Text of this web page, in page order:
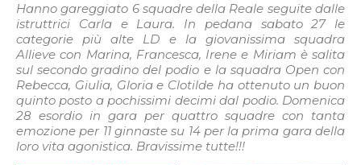
Hanno gareggiato 6 squadre della Reale seguite dalle
istruttrici Carla e Laura. In pedana sabato 27 le
categorie più alte LD e la giovanissima squadra
Allieve con Marina, Francesca, Irene e Miriam è salita
sul secondo gradino del podio e la squadra Open con
Rebecca, Giulia, Gloria e Clotilde ha ottenuto un buon
quinto posto a pochissimi decimi dal podio. Domenica
28 esordio in gara per quattro squadre con tanta
emozione per 11 ginnaste su 14 per la prima gara della
loro vita agonistica. Bravissime tutte!!!